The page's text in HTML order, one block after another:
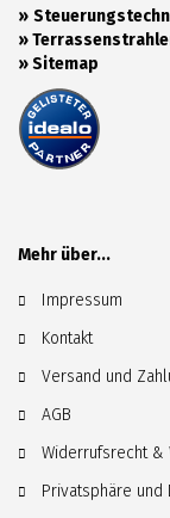
»
»
»Sitemap
Mehr über...
Impressum
Kontakt
Versand und
AGB
Widerrufsrecht &
Privatsphäre und